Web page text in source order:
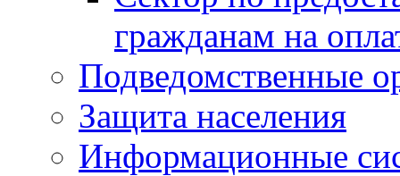
гражданам на
Подведомственные
Защита населения
Информационные